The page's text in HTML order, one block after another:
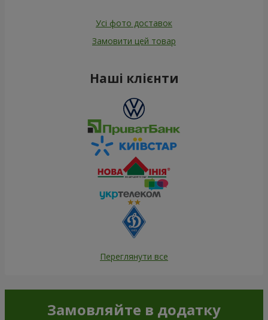
Усі фото доставок
Замовити цей товар
Наші клієнти
Переглянути все
Замовляйте в додатку